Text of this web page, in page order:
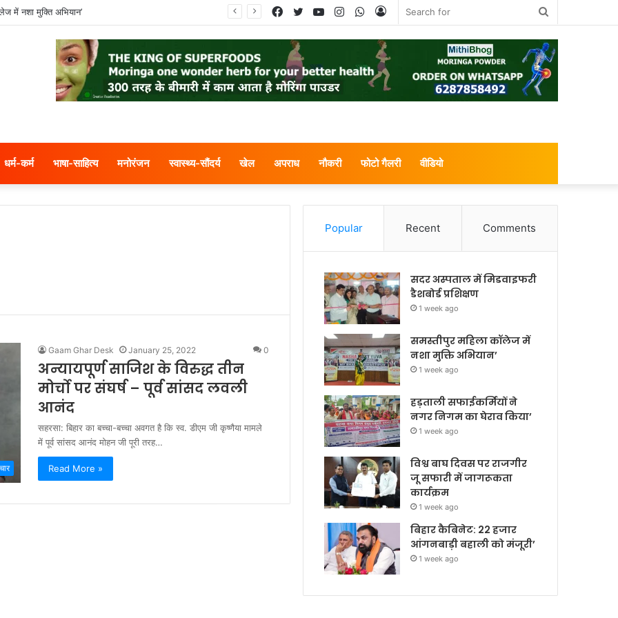
में नशा मुक्ति अभियान’
Log
WhatsApp
Instagram
YouTube
Twitter
Facebook
धर्म-कर्म भाषा-साहित्य मनोरंजन स्वास्थ्य-सौंदर्य खेल अपराध नौकरी फोटो गैलरी वीडियो
Gaam Ghar Desk January 25, 2022 0
अन्यायपूर्ण साजिश के विरुद्ध तीन
मोर्चो पर संघर्ष – पूर्व सांसद लवली
आनंद
सहरसा: बिहार का बच्चा-बच्चा अवगत है कि स्व. डीएम जी कृष्णैया मामले
में पूर्व सांसद आनंद मोहन जी पूरी तरह…
Read More »
Popular Recent Comments
सदर अस्पताल में मिडवाइफरी
डैशबोर्ड प्रशिक्षण
1 week ago
समस्तीपुर महिला कॉलेज में
नशा मुक्ति अभियान’
1 week ago
हड़ताली सफाईकर्मियों ने
नगर निगम का घेराव किया’
1 week ago
विश्व बाघ दिवस पर राजगीर
जू सफारी में जागरूकता
कार्यक्रम
1 week ago
बिहार कैबिनेट: 22 हजार
आंगनबाड़ी बहाली को मंजूरी’
1 week ago